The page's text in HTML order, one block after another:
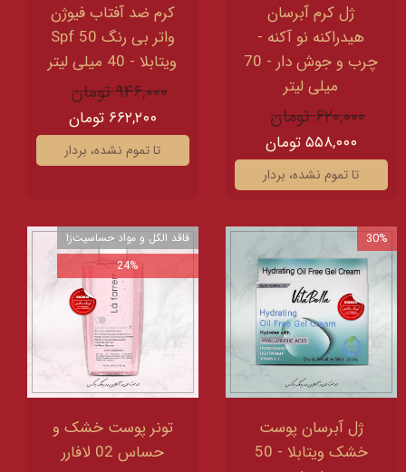
ژل کرم آبرسان
هیدراکنه نو آکنه -
چرب و جوش دار - 70
میلی لیتر
۶۲۰,۰۰۰ تومان
۵۵۸,۰۰۰ تومان
تا تموم نشده، بردار
کرم ضد آفتاب فیوژن
واتر بی رنگ Spf 50
ویتابلا - 40 میلی لیتر
۹۴۶,۰۰۰ تومان
۶۶۲,۲۰۰ تومان
تا تموم نشده، بردار
ژل آبرسان پوست
خشک ویتابلا - 50
30%
تونر پوست خشک و
حساس 02 لافارر
فاقد الکل و مواد حساسیت‌زا
24%